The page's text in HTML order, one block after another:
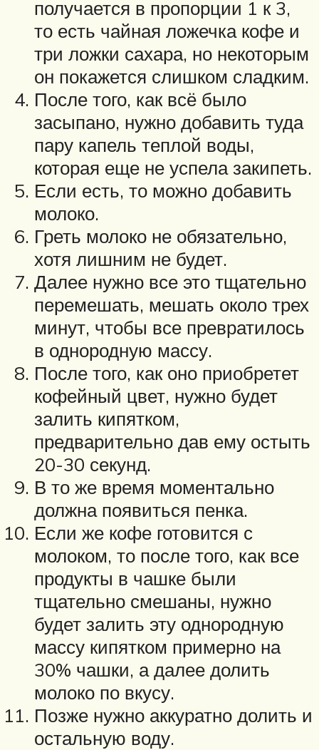
получается в пропорции 1 к 3,
то есть чайная ложечка кофе и
три ложки сахара, но некоторым
он покажется слишком сладким.
После того, как всё было
засыпано, нужно добавить туда
пару капель теплой воды,
которая еще не успела закипеть.
Если есть, то можно добавить
молоко.
Греть молоко не обязательно,
хотя лишним не будет.
Далее нужно все это тщательно
перемешать, мешать около трех
минут, чтобы все превратилось
в однородную массу.
После того, как оно приобретет
кофейный цвет, нужно будет
залить кипятком,
предварительно дав ему остыть
20-30 секунд.
В то же время моментально
должна появиться пенка.
Если же кофе готовится с
молоком, то после того, как все
продукты в чашке были
тщательно смешаны, нужно
будет залить эту однородную
массу кипятком примерно на
30% чашки, а далее долить
молоко по вкусу.
Позже нужно аккуратно долить и
остальную воду.